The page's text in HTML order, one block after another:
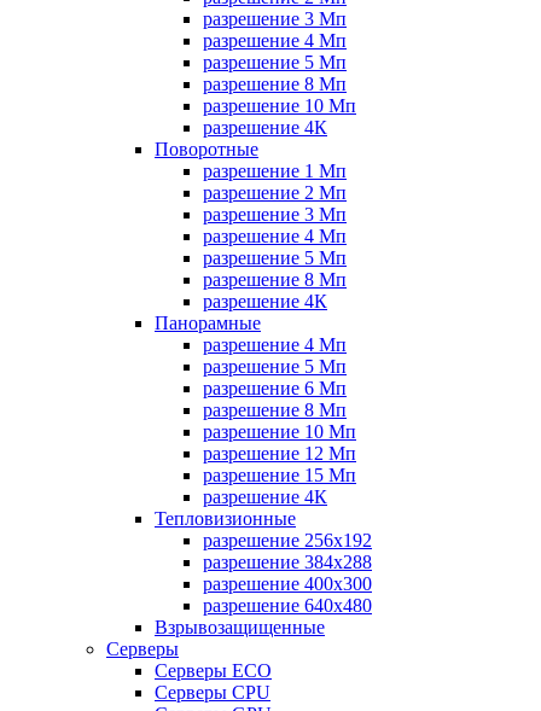
разрешение 3 Мп
разрешение 4 Мп
разрешение 5 Мп
разрешение 8 Мп
разрешение 10 Мп
разрешение 4К
Поворотные
разрешение 1 Мп
разрешение 2 Мп
разрешение 3 Мп
разрешение 4 Мп
разрешение 5 Мп
разрешение 8 Мп
разрешение 4К
Панорамные
разрешение 4 Мп
разрешение 5 Мп
разрешение 6 Мп
разрешение 8 Мп
разрешение 10 Мп
разрешение 12 Мп
разрешение 15 Мп
разрешение 4К
Тепловизионные
разрешение 256x192
разрешение 384х288
разрешение 400x300
разрешение 640х480
Взрывозащищенные
Серверы
Серверы ECO
Серверы CPU